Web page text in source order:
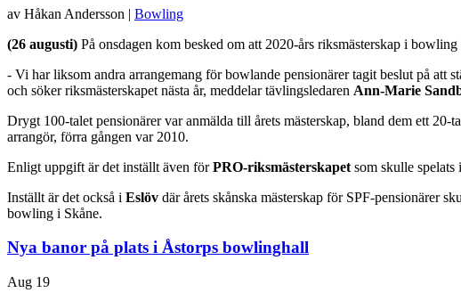
av Håkan Andersson | Bowling
(26 augusti) På onsdagen kom besked om att 2020-års riksmästerskap i
- Vi har liksom andra arrangemang för bowlande pensionärer tagit beslut på
och söker riksmästerskapet nästa år, meddelar tävlingsledaren Ann-Marie
Drygt 100-talet pensionärer var anmälda till årets mästerskap, bland dem ett
arrangör, förra gången var 2010.
Enligt uppgift är det inställt även förPRO-riksmästerskapet som skulle
Inställt är det också i Eslöv där årets skånska mästerskap för SPF-pensionärer
bowling i Skåne.
Nya banor på plats i Åstorps bowlinghall
Aug 19